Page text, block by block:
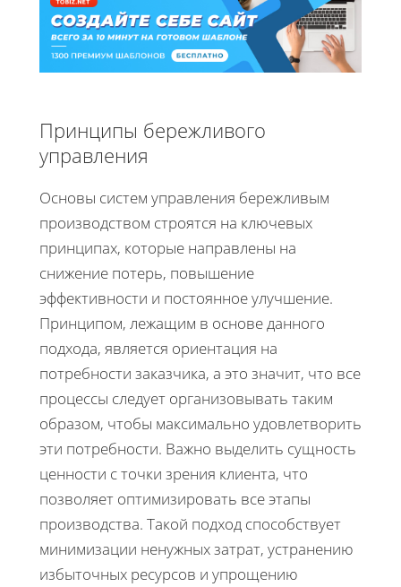
Принципы бережливого
управления
Основы систем управления бережливым
производством строятся на ключевых
принципах, которые направлены на
снижение потерь, повышение
эффективности и постоянное улучшение.
Принципом, лежащим в основе данного
подхода, является ориентация на
потребности заказчика, а это значит, что все
процессы следует организовывать таким
образом, чтобы максимально удовлетворить
эти потребности. Важно выделить сущность
ценности с точки зрения клиента, что
позволяет оптимизировать все этапы
производства. Такой подход способствует
минимизации ненужных затрат, устранению
избыточных ресурсов и упрощению